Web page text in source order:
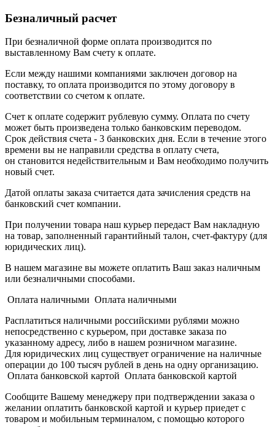
Безналичный расчет
При безналичной форме оплата производится по
выставленному Вам счету к оплате.
Если между нашими компаниями заключен договор на
поставку, то оплата производится по этому договору в
соответствии со счетом к оплате.
Счет к оплате содержит рублевую сумму. Оплата по счету
может быть произведена только банковским переводом.
Срок действия счета - 3 банковских дня. Если в течение этого
времени вы не направили средства в оплату счета,
он становится недействительным и Вам необходимо получить
новый счет.
Датой оплаты заказа считается дата зачисления средств на
банковский счет компании.
При получении товара наш курьер передаст Вам накладную
на товар, заполненный гарантийный талон, счет-фактуру (для
юридических лиц).
В нашем магазине вы можете оплатить Ваш заказ наличным
или безналичными способами.
Оплата наличными Оплата наличными
Расплатиться наличными российскими рублями можно
непосредственно с курьером, при доставке заказа по
указанному адресу, либо в нашем розничном магазине.
Для юридических лиц существует ограничение на наличные
операции до 100 тысяч рублей в день на одну организацию.
Оплата банковской картой Оплата банковской картой
Сообщите Вашему менеджеру при подтверждении заказа о
желании оплатить банковской картой и курьер приедет с
товаром и мобильным терминалом, с помощью которого